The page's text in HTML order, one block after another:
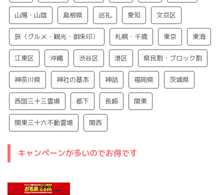
山陽・山陰 島根県 巡礼 愛知 文京区
旅（グルメ・観光・御朱印） 札幌・千歳 東京 東海
江東区 沖縄 渋谷区 港区 県民割・ブロック割
神奈川県 神社の基本 神話 福岡県 茨城県
西国三十三霊場 都下 長崎 関東
関東三十六不動霊場 関西
キャンペーンが多いのでお得です